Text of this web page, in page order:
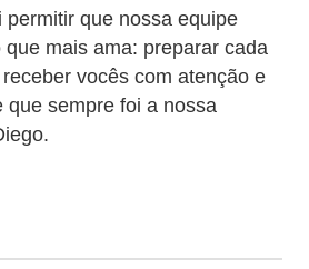
permitir que nossa equipe
mais ama: preparar cada
vocês com atenção e
que sempre foi a nossa